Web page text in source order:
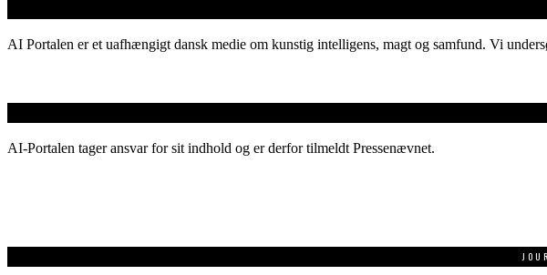
AI Portalen er et uafhængigt dansk medie om kunstig intelligens, magt og samfund. Vi
AI-Portalen tager ansvar for sit indhold og er derfor tilmeldt Pressenævnet.